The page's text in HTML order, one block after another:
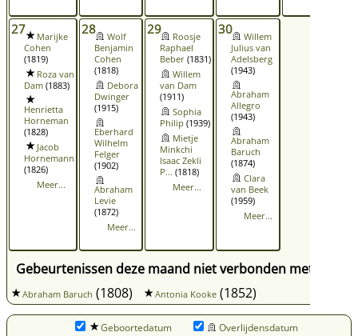
27
Marijke
Cohen
(1819)
Roza van
Dam (1883)
Henrietta
Horneman
(1828)
Jacob
Hornemann
(1826)
Meer...
28
Wolf
Benjamin
Cohen
(1818)
Debora
Dwinger
(1915)
Eberhard
Wilhelm
Felger
(1902)
Abraham
Levie
(1872)
Meer...
29
Roosje
Raphael
Beber (1831)
Willem
van Dam
(1911)
Sophia
Philip (1939)
Mietje
Minkchi
Isaac Zekli
P... (1818)
Meer...
30
Willem
Julius van
Adelsberg
(1943)
Abraham
Allegro
(1943)
Abraham
Baruch
(1874)
Clara
van Beek
(1959)
Meer...
Gebeurtenissen deze maand niet verbonden met een
Abraham Baruch (1808) Antonia Kooke (1852)
Geboortedatum
Overlijdensdatum